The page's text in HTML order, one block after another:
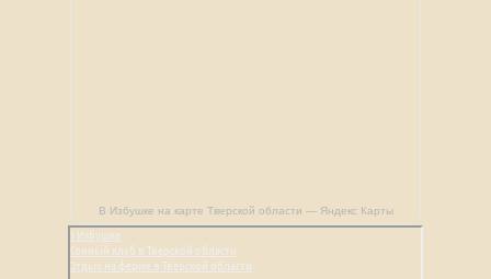
В Избушке на карте Тверской области — Яндекс Карты
В Избушке
Конный клуб в Тверской области
Отдых на ферме в Тверской области